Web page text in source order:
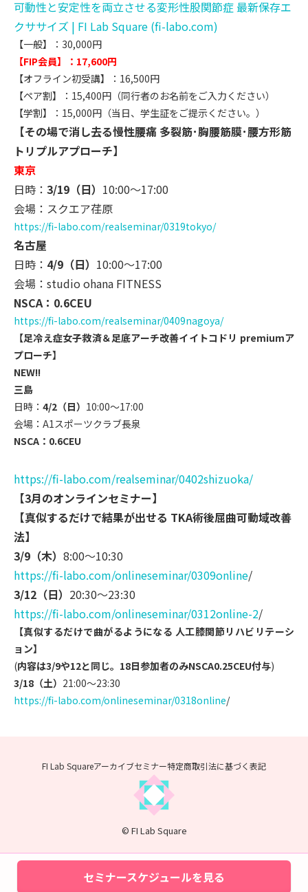
可動性と安定性を両立させる変形性股関節症 最新保存エ
クササイズ | FI Lab Square (fi-labo.com)
【一般】：30,000円
【FIP会員】：17,600円
【オフライン初受講】：16,500円
【ペア割】：15,400円（同行者のお名前をご入力ください）
【学割】：15,000円（当日、学生証をご提示ください。）
【その場で消し去る慢性腰痛 多裂筋･胸腰筋膜･腰方形筋
トリプルアプローチ】
東京
日時： 3/19（日） 10:00～17:00
会場：スクエア荏原
https://fi-labo.com/realseminar/0319tokyo/
名古屋
日時： 4/9（日） 10:00～17:00
会場：studio ohana FITNESS
NSCA：0.6CEU
https://fi-labo.com/realseminar/0409nagoya/
【足冷え症女子救済＆足底アーチ改善イイトコドリ premiumア
プローチ】
NEW!!
三島
日時： 4/2（日） 10:00～17:00
会場：A1スポーツクラブ長泉
NSCA：0.6CEU
https://fi-labo.com/realseminar/0402shizuoka/
【3月のオンラインセミナー】
【真似するだけで結果が出せる TKA術後屈曲可動域改善
法】
3/9（木） 8:00～10:30
https://fi-labo.com/onlineseminar/0309online/
3/12（日） 20:30～23:30
https://fi-labo.com/onlineseminar/0312online-2/
【真似するだけで曲がるようになる 人工膝関節リハビリテーシ
ョン】
(内容は3/9や12と同じ。18日参加者のみNSCA0.25CEU付与)
3/18（土） 21:00～23:30
https://fi-labo.com/onlineseminar/0318online/
セミナースケジュールを見る
FI Lab Squareアーカイブセミナー特定商取引法に基づく表記
© FI Lab Square